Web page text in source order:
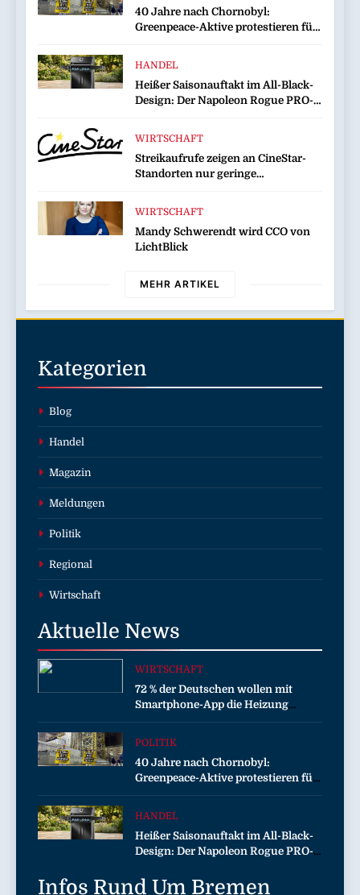
40 Jahre nach Chornobyl:
Greenpeace-Aktive protestieren für
Folgen des russischen
Drohnenangriffs
HANDEL
Heißer Saisonauftakt im All-Black-
Design: Der Napoleon Rogue PRO-S
WIRTSCHAFT
Streikaufrufe zeigen an CineStar-
Standorten nur geringe
WIRTSCHAFT
Mandy Schwerendt wird CCO von
LichtBlick
MEHR ARTIKEL
Kategorien
Blog
Handel
Magazin
Meldungen
Politik
Regional
Wirtschaft
Aktuelle News
WIRTSCHAFT
72 % der Deutschen wollen mit
Smartphone-App die Heizung
überwachen
POLITIK
40 Jahre nach Chornobyl:
Greenpeace-Aktive protestieren für
Unterstützung bei Wiederaufbau
Folgen des russischen
Drohnenangriffs
HANDEL
Heißer Saisonauftakt im All-Black-
Design: Der Napoleon Rogue PRO-S
Edition
Infos Rund Um Bremen